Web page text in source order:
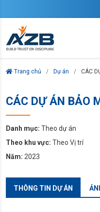
Trang chủ Dự án CÁC
CÁC DỰ ÁN BẢO
Danh mục: Theo dự án
Theo khu vực: Theo Vị trí
Năm: 2023
THÔNG TIN DỰ ÁN